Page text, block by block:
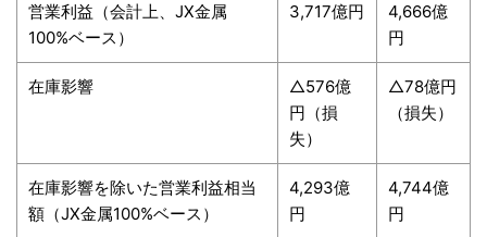
営業利益（会計上、JX金属
100%ベース）
3,717億円
4,666億
円
在庫影響
△576億
円（損
失）
△78億円
（損失）
在庫影響を除いた営業利益相当
額（JX金属100%ベース）
4,293億
円
4,744億
円